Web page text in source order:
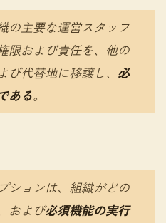
の主要な運営スタッフ
限および責任を、他の
代替地に移譲し、 必
ある。
ションは、組織がどの
および必須機能の実行